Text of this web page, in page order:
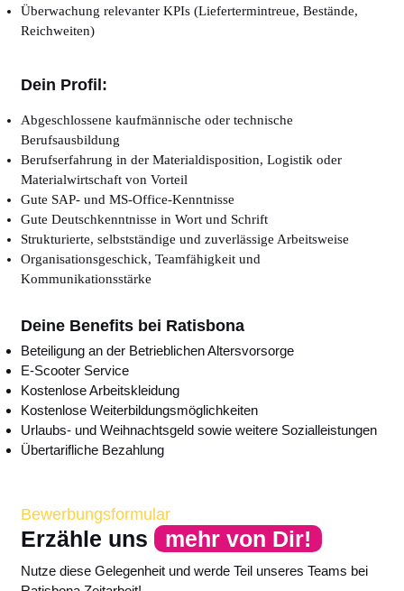
Überwachung relevanter KPIs (Liefertermintreue, Bestände,
Reichweiten)
Dein Profil:
Abgeschlossene kaufmännische oder technische
Berufsausbildung
Berufserfahrung in der Materialdisposition, Logistik oder
Materialwirtschaft von Vorteil
Gute SAP- und MS-Office-Kenntnisse
Gute Deutschkenntnisse in Wort und Schrift
Strukturierte, selbstständige und zuverlässige Arbeitsweise
Organisationsgeschick, Teamfähigkeit und
Kommunikationsstärke
Deine Benefits bei Ratisbona
Beteiligung an der Betrieblichen Altersvorsorge
E-Scooter Service
Kostenlose Arbeitskleidung
Kostenlose Weiterbildungsmöglichkeiten
Urlaubs- und Weihnachtsgeld sowie weitere Sozialleistungen
Übertarifliche Bezahlung
Bewerbungsformular
Erzähle uns mehr von Dir!
Nutze diese Gelegenheit und werde Teil unseres Teams bei